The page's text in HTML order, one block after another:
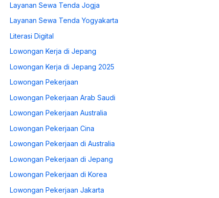
Layanan Sewa Tenda Jogja
Layanan Sewa Tenda Yogyakarta
Literasi Digital
Lowongan Kerja di Jepang
Lowongan Kerja di Jepang 2025
Lowongan Pekerjaan
Lowongan Pekerjaan Arab Saudi
Lowongan Pekerjaan Australia
Lowongan Pekerjaan Cina
Lowongan Pekerjaan di Australia
Lowongan Pekerjaan di Jepang
Lowongan Pekerjaan di Korea
Lowongan Pekerjaan Jakarta